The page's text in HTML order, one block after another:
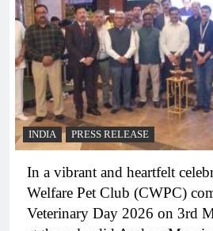
INDIA PRESS RELEASE
In a vibrant and heartfelt
Welfare Pet Club (CWPC)
Veterinary Day 2026 on 3rd